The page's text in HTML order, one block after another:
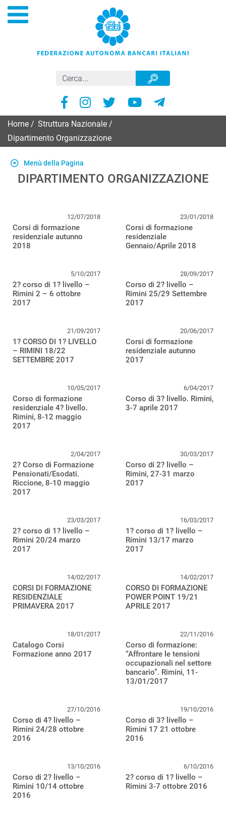
Home Struttura Nazionale
Dipartimento Organizzazione
Menù della Pagina
DIPARTIMENTO ORGANIZZAZIONE
12/07/2018
Corsi di formazione
residenziale autunno
2018
23/01/2018
Corsi di formazione
residenziale
Gennaio/Aprile 2018
5/10/2017
2? corso di 1? livello –
Rimini 2 – 6 ottobre
2017
28/09/2017
Corso di 2? livello –
Rimini 25/29 Settembre
2017
21/09/2017
1? CORSO DI 1? LIVELLO
– RIMINI 18/22
SETTEMBRE 2017
20/06/2017
Corsi di formazione
residenziale autunno
2017
10/05/2017
Corso di formazione
residenziale 4? livello.
Rimini, 8-12 maggio
2017
6/04/2017
Corso di 3? livello. Rimini,
3-7 aprile 2017
2/04/2017
2? Corso di Formazione
Pensionati/Esodati.
Riccione, 8-10 maggio
2017
30/03/2017
Corso di 2? livello –
Rimini, 27-31 marzo
2017
23/03/2017
2? corso di 1? livello –
Rimini 20/24 marzo
2017
16/03/2017
1? corso di 1? livello –
Rimini 13/17 marzo
2017
14/02/2017
CORSI DI FORMAZIONE
RESIDENZIALE
PRIMAVERA 2017
14/02/2017
CORSO DI FORMAZIONE
POWER POINT 19/21
APRILE 2017
18/01/2017
Catalogo Corsi
Formazione anno 2017
22/11/2016
Corso di formazione:
“Affrontare le tensioni
occupazionali nel settore
bancario”. Rimini, 11-
13/01/2017
27/10/2016
Corso di 4? livello –
Rimini 24/28 ottobre
2016
19/10/2016
Corso di 3? livello –
Rimini 17 21 ottobre
2016
13/10/2016
Corso di 2? livello –
Rimini 10/14 ottobre
2016
6/10/2016
2? corso di 1? livello –
Rimini 3-7 ottobre 2016